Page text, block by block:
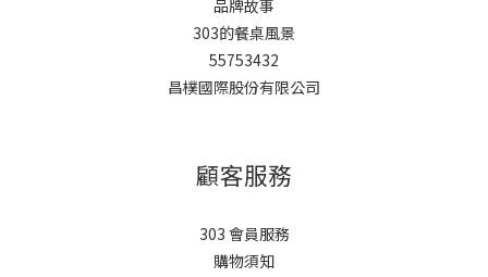
品牌故事
303的餐桌風景
55753432
昌樸國際股份有限公司
顧客服務
303 會員服務
購物須知